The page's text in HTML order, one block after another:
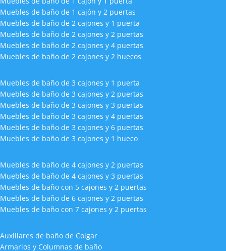
Muebles de baño de 1 cajón y 2 puertas
Muebles de baño de 2 cajones y 1 puerta
Muebles de baño de 2 cajones y 2 puertas
Muebles de baño de 2 cajones y 4 puertas
Muebles de baño de 2 cajones y 2 huecos
Muebles de baño de 3 cajones y 1 puerta
Muebles de baño de 3 cajones y 2 puertas
Muebles de baño de 3 cajones y 3 puertas
Muebles de baño de 3 cajones y 4 puertas
Muebles de baño de 3 cajones y 6 puertas
Muebles de baño de 3 cajones y 1 hueco
Muebles de baño de 4 cajones y 2 puertas
Muebles de baño de 4 cajones y 3 puertas
Muebles de baño con 5 cajones y 2 puertas
Muebles de baño de 6 cajones y 2 puertas
Muebles de baño con 7 cajones y 2 puertas
Auxiliares de baño de Colgar
Armarios y Columnas de baño